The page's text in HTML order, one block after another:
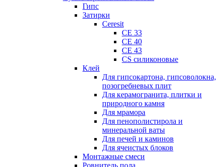
Гипс
Затирки
Ceresit
CE 33
CE 40
CE 43
CS силиконовые
Клей
Для гипсокартона, гипсоволокна,
позогребневых плит
Для керамогранита, плитки и
природного камня
Для мрамора
Для пенополистирола и
минеральной ваты
Для печей и каминов
Для ячеистых блоков
Монтажные смеси
Ровнитель пола